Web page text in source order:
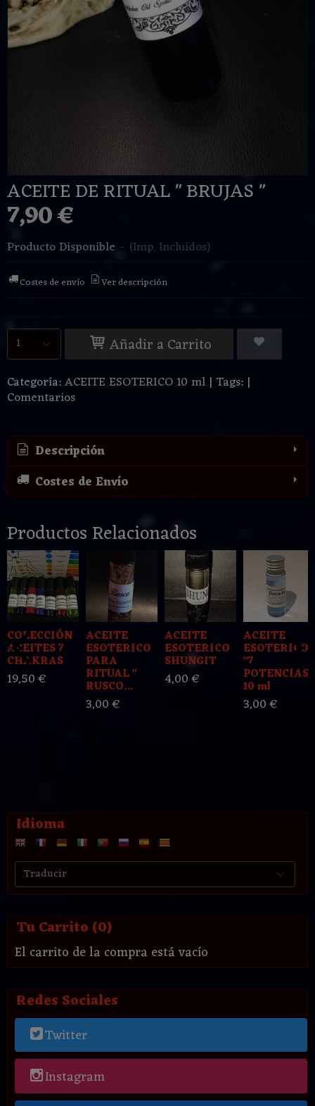
Idioma
Tu Carrito (0)
El carrito de la compra está vacío
Redes Sociales
Twitter
Instagram
ACEITE DE RITUAL " BRUJAS "
7,90 €
Producto Disponible - (Imp. Incluidos)
Costes de envío Ver descripción
Añadir a Carrito
Categoría:ACEITE ESOTERICO 10 ml | Tags: |
Comentarios
Descripción
Costes de Envío
Productos Relacionados
COLECCIÓN
ACEITES 7
CHAKRAS
19,50 €
ACEITE
ESOTERICO
PARA
RITUAL "
RUSCO...
3,00 €
ACEITE
ESOTERICO
SHUNGIT
4,00 €
ACEITE
ESOTERICO
"7
POTENCIAS"
10 ml
3,00 €